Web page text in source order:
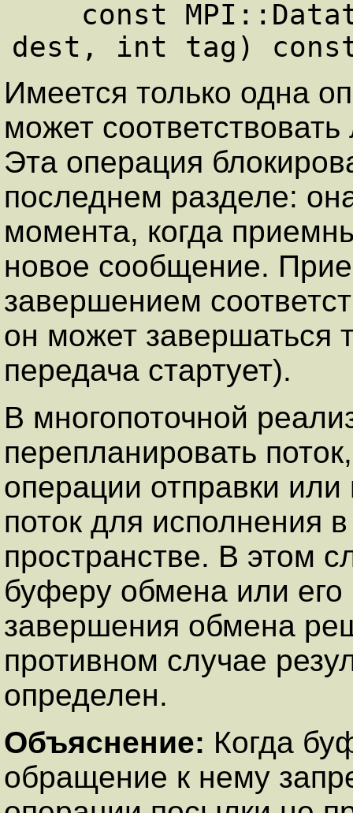
Имеется только одна
может
Эта операция
последнем разделе:
момента, когда
новое сообщение.
завершением
он может завершаться
передача стартует).
В многопоточной
перепланировать
операции отправки
поток для исполнения
пространстве. В этом
буферу обмена или
завершения обмена
противном случае
определен.
Объяснение: Когда
обращение к нему